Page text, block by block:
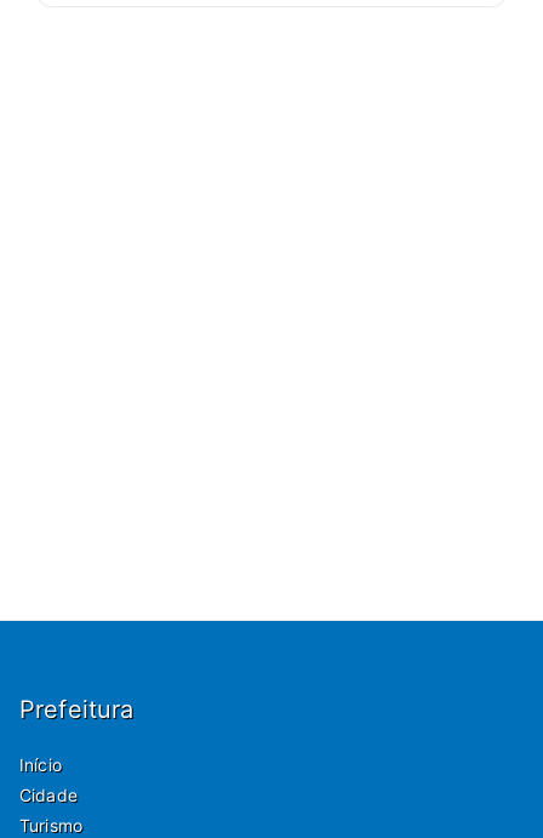
Prefeitura
Início
Cidade
Turismo